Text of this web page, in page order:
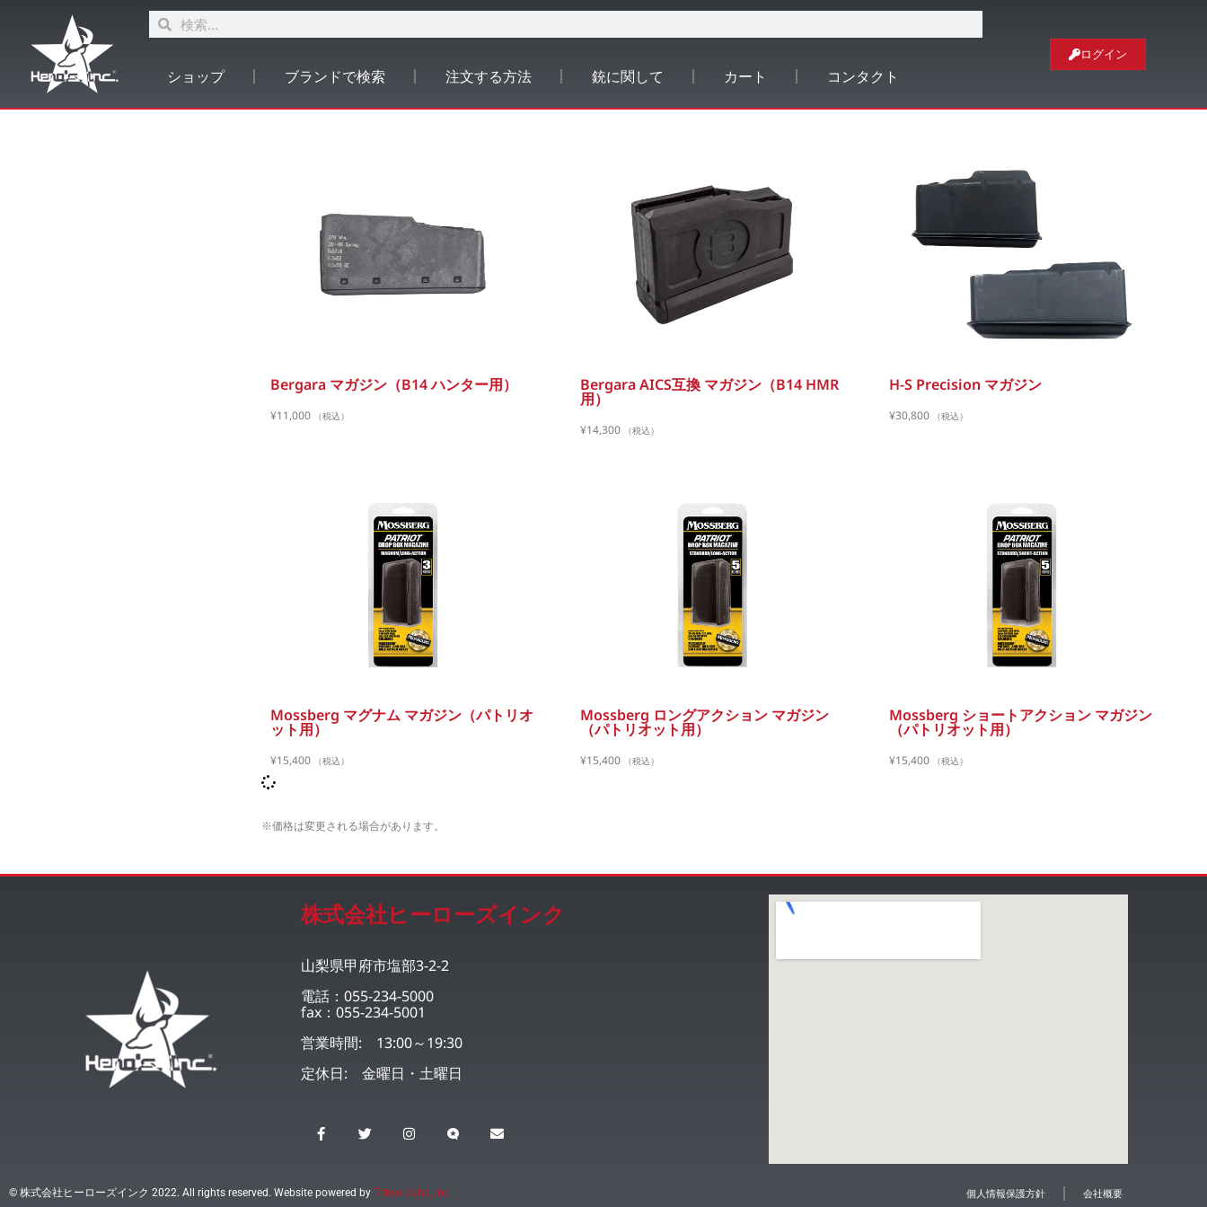
ショップ ブランドで検索 注文する方法 銃に関して カート コンタクト
ログイン
Bergara マガジン（B14 ハンター用）
¥11,000 （税込）
Bergara AICS互換 マガジン（B14 HMR
用）
¥14,300 （税込）
H-S Precision マガジン
¥30,800 （税込）
Mossberg マグナム マガジン（パトリオ
ット用）
¥15,400 （税込）
Mossberg ロングアクション マガジン
（パトリオット用）
¥15,400 （税込）
Mossberg ショートアクション マガジン
（パトリオット用）
¥15,400 （税込）
※価格は変更される場合があります。
株式会社ヒーローズインク
山梨県甲府市塩部3-2-2
電話：055-234-5000
fax：055-234-5001
営業時間: 13:00～19:30
定休日: 金曜日・土曜日
© 株式会社ヒーローズインク 2022. All rights reserved. Website powered by Tokyo Juho, Inc. 個人情報保護方針 会社概要